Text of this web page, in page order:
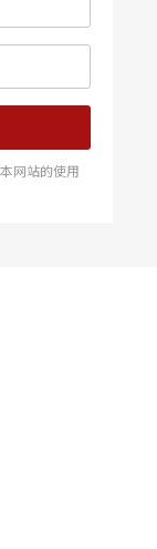
网站的使用